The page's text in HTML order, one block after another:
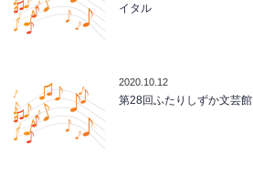
イタル
2020.10.12
第28回ふたりしずか文芸館